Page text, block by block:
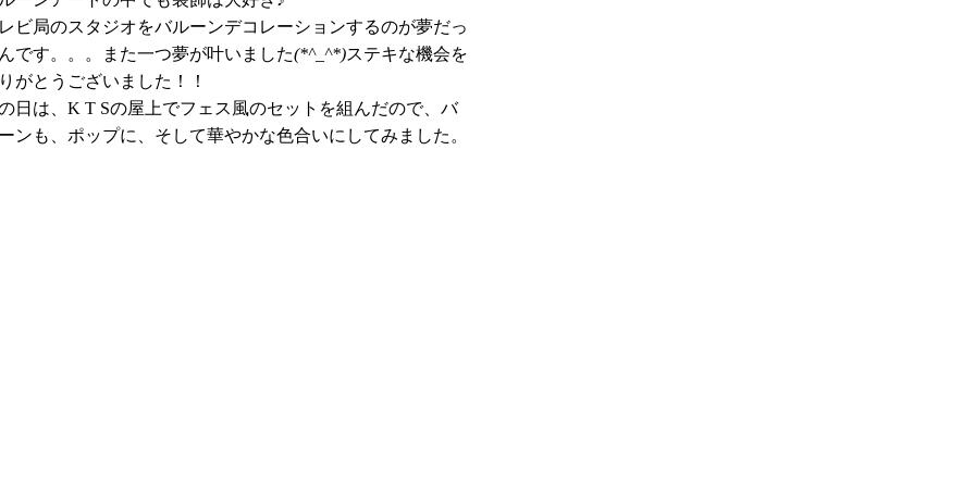
ビ局のスタジオをバルーンデコレーションするのが夢だっ
です。。。
また一つ夢が叶いました(*^_^*)ステキな機会を
がとうございました！！
日は、 K T Sの屋上でフェス風のセットを組んだので、バ
ンも、ポップに、そして華やかな色合いにしてみました。